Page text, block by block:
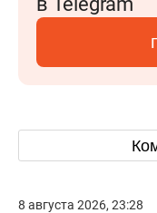
8 августа 2026, 23:28